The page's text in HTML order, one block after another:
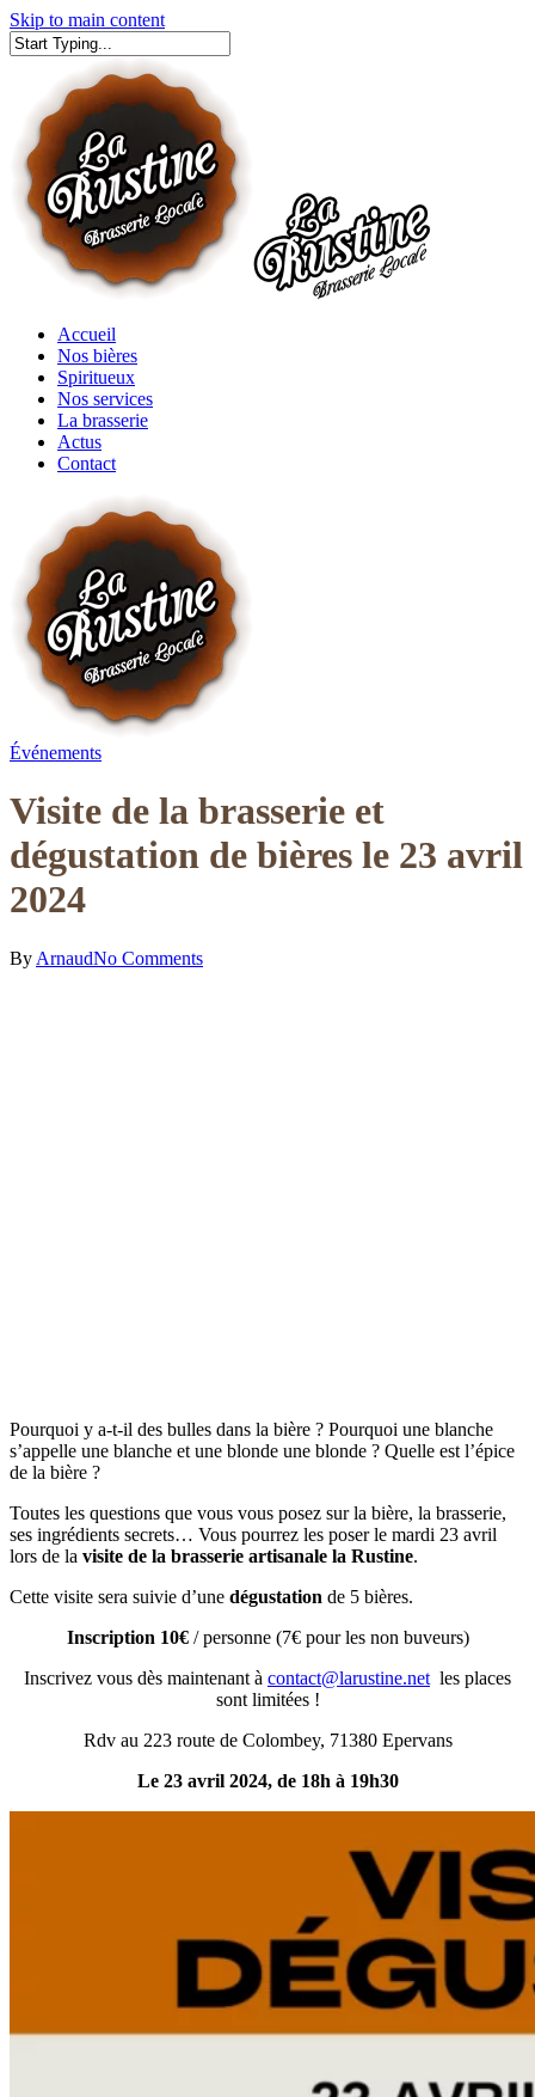
Skip to main content
Search
Menu
Accueil
Nos bières
Spiritueux
Nos services
La brasserie
Actus
Contact
Événements
Visite de la brasserie et
dégustation de bières le 23 avril
2024
By ArnaudNo Comments
Pourquoi y a-t-il des bulles dans la bière ? Pourquoi une blanche
s’appelle une blanche et une blonde une blonde ? Quelle est l’épice
de la bière ?
Toutes les questions que vous vous posez sur la bière, la brasserie,
ses ingrédients secrets… Vous pourrez les poser le mardi 23 avril
lors de la visite de la brasserie artisanale la Rustine.
Cette visite sera suivie d’une dégustation de 5 bières.
Inscription 10€/ personne (7€ pour les non buveurs)
Inscrivez vous dès maintenant à contact@larustine.net les places
sont limitées !
Rdv au 223 route de Colombey, 71380 Epervans
Le 23 avril 2024, de 18h à 19h30